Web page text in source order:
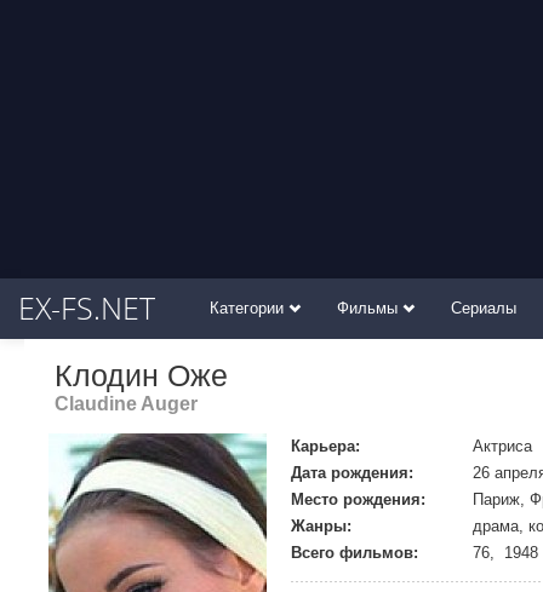
EX-FS.NET Категории Фильмы Сериалы
Клодин Оже
Claudine Auger
Карьера:
Актриса
Дата рождения:
26
Место рождения:
Париж,
Жанры:
драма,
Всего фильмов:
76, 1948